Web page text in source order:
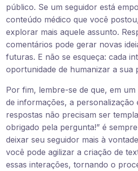
público. Se um seguidor está
conteúdo médico que você
explorar mais aquele assunto.
comentários pode gerar novas
futuras. E não se esqueça: cada
oportunidade de humanizar a sua
Por fim, lembre-se de que, em
de informações, a personalização
respostas não precisam ser
obrigado pela pergunta!” é
deixar seu seguidor mais à
você pode agilizar a criação de
essas interações, tornando o